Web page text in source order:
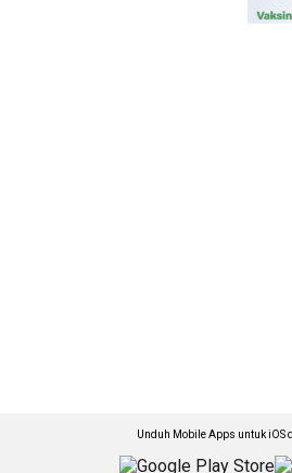
Unduh Mobile Apps untuk iOS